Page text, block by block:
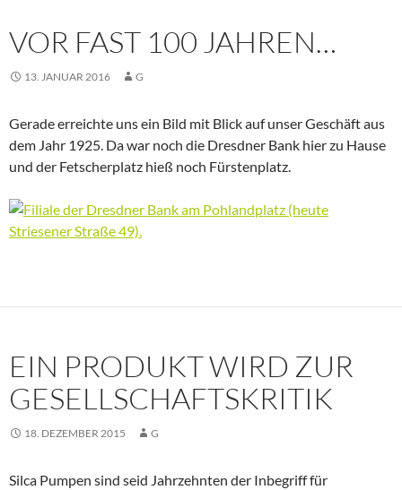
VOR FAST 100 JAHREN…
13. JANUAR 2016 G
Gerade erreichte uns ein Bild mit Blick auf unser Geschäft aus
dem Jahr 1925. Da war noch die Dresdner Bank hier zu Hause
und der Fetscherplatz hieß noch Fürstenplatz.
EIN PRODUKT WIRD ZUR
GESELLSCHAFTSKRITIK
18. DEZEMBER 2015 G
Silca Pumpen sind seid Jahrzehnten der Inbegriff für